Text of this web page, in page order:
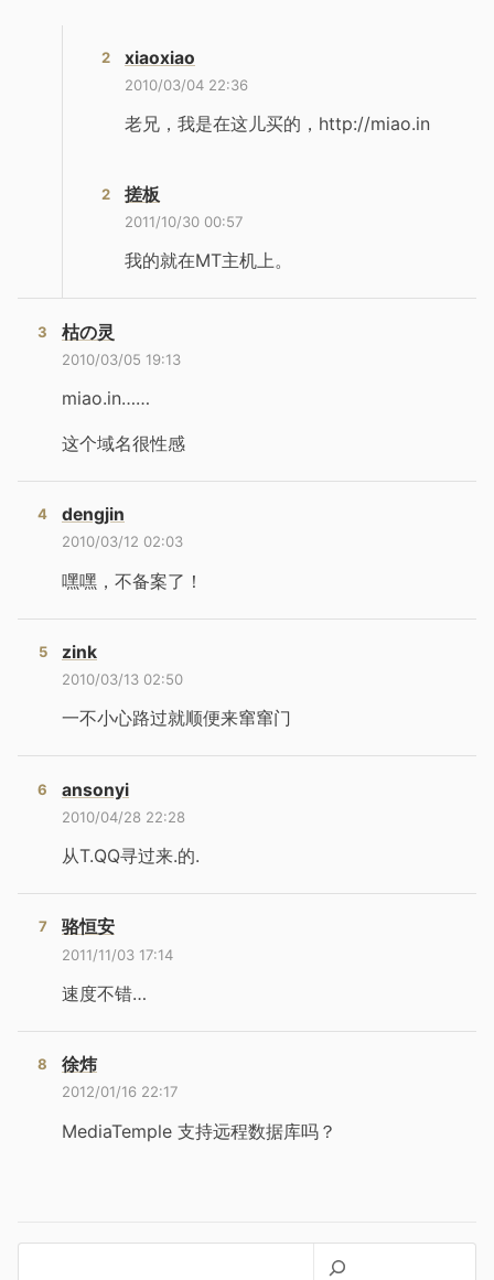
xiaoxiao
2010/03/04 22:36
老兄，我是在这儿买的，http://miao.in
搓板
2011/10/30 00:57
我的就在MT主机上。
枯の灵
2010/03/05 19:13
miao.in……
这个域名很性感
dengjin
2010/03/12 02:03
嘿嘿，不备案了！
zink
2010/03/13 02:50
一不小心路过就顺便来窜窜门
ansonyi
2010/04/28 22:28
从T.QQ寻过来.的.
骆恒安
2011/11/03 17:14
速度不错…
徐炜
2012/01/16 22:17
MediaTemple 支持远程数据库吗？